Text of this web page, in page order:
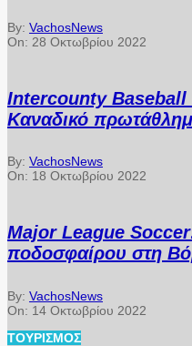
By: VachosNews
On: 28 Οκτωβρίου 2022
Intercounty Baseball
Καναδικό
By: VachosNews
On: 18 Οκτωβρίου 2022
Major League
ποδοσφαίρου στη
By: VachosNews
On: 14 Οκτωβρίου 2022
ΤΟΥΡΙΣΜΌΣ